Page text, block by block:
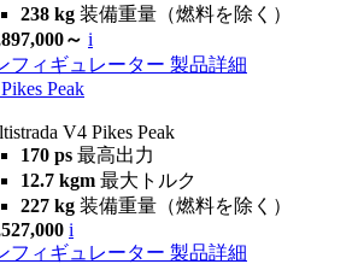
238 kg 装備重量（燃料を除く）
～ i
フィギュレーター 製品詳細
Peak
V4 Pikes Peak
170 ps 最高出力
12.7 kgm 最大トルク
227 kg 装備重量（燃料を除く）
i
フィギュレーター 製品詳細